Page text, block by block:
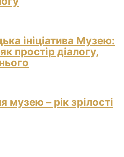
ініціатива Музею:
простір діалогу,
музею – рік зрілості